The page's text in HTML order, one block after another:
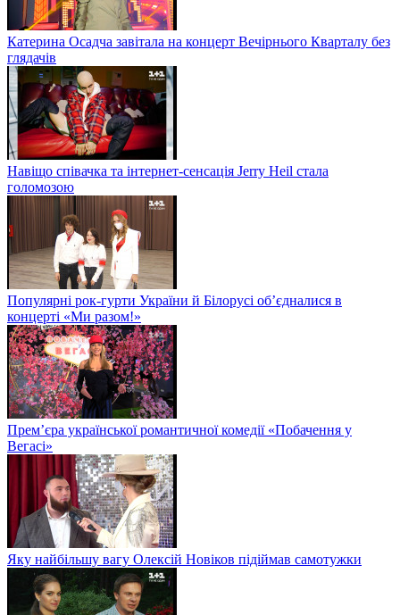
Катерина Осадча завітала на концерт Вечірнього Кварталу без
глядачів
Навіщо співачка та інтернет-сенсація Jerry Heil стала
голомозою
Популярні рок-гурти України й Білорусі об’єдналися в
концерті «Ми разом!»
Прем’єра української романтичної комедії «Побачення у
Вегасі»
Яку найбільшу вагу Олексій Новіков підіймав самотужки